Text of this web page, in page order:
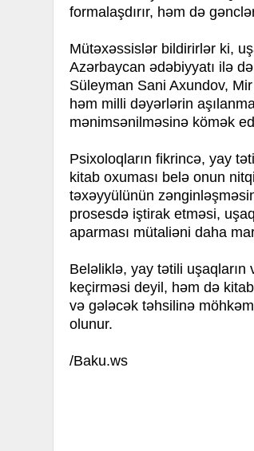
formalaşdırır, həm də
Mütəxəssislər bildirirlər ki,
Azərbaycan ədəbiyyatı ilə
Süleyman Sani Axundov,
həm milli dəyərlərin
mənimsənilməsinə kömək
Psixoloqların fikrincə, yay
kitab oxuması belə onun
təxəyyülünün
prosesdə iştirak etməsi,
aparması mütaliəni daha
Beləliklə, yay tətili uşaqların
keçirməsi deyil, həm də
və gələcək təhsilinə
olunur.
/Baku.ws